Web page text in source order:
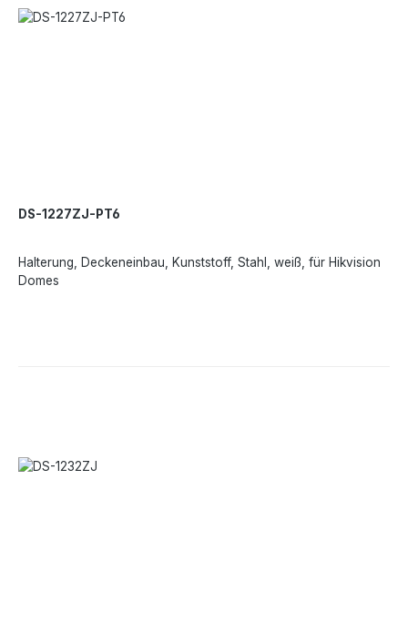
DS-1227ZJ-PT6
Halterung, Deckeneinbau, Kunststoff, Stahl, weiß, für Hikvision
Domes